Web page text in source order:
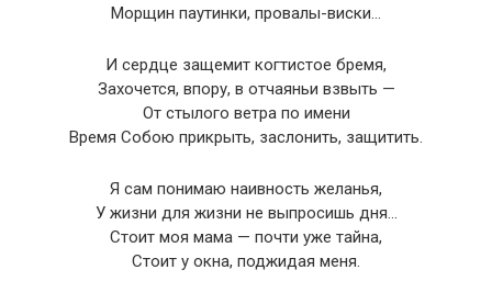
Морщин паутинки, провалы-виски…
И сердце защемит когтистое бремя,
Захочется, впору, в отчаяньи взвыть —
От стылого ветра по имени
Время Собою прикрыть, заслонить, защитить.
Я сам понимаю наивность желанья,
У жизни для жизни не выпросишь дня…
Стоит моя мама — почти уже тайна,
Стоит у окна, поджидая меня.